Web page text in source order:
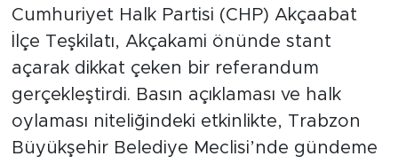
Cumhuriyet Halk Partisi (CHP) Akçaabat
İlçe Teşkilatı, Akçakami önünde stant
açarak dikkat çeken bir referandum
gerçekleştirdi. Basın açıklaması ve halk
oylaması niteliğindeki etkinlikte, Trabzon
Büyükşehir Belediye Meclisi’nde gündeme